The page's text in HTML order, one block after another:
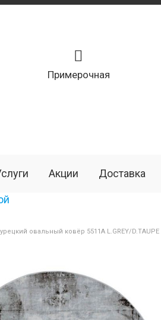
Примерочная
Акции Доставка
овальный ковёр 5511A L.GREY/D.TAUPE